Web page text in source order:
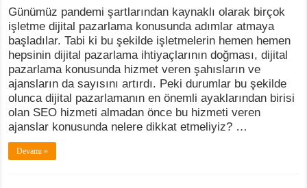
Günümüz pandemi şartlarından kaynaklı olarak birçok
işletme dijital pazarlama konusunda adımlar atmaya
başladılar. Tabi ki bu şekilde işletmelerin hemen hemen
hepsinin dijital pazarlama ihtiyaçlarının doğması, dijital
pazarlama konusunda hizmet veren şahısların ve
ajansların da sayısını artırdı. Peki durumlar bu şekilde
olunca dijital pazarlamanın en önemli ayaklarından birisi
olan SEO hizmeti almadan önce bu hizmeti veren
ajanslar konusunda nelere dikkat etmeliyiz? …
Devamı »